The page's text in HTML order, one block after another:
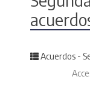
Posted in
Acuerdos -